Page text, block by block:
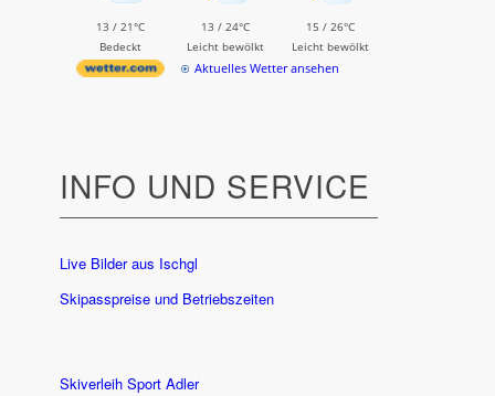
13 / 21°C
Bedeckt
13 / 24°C
Leicht bewölkt
15 / 26°C
Leicht bewölkt
Aktuelles Wetter ansehen
INFO UND SERVICE
Live Bilder aus Ischgl
Skipasspreise und Betriebszeiten
Skiverleih Sport Adler